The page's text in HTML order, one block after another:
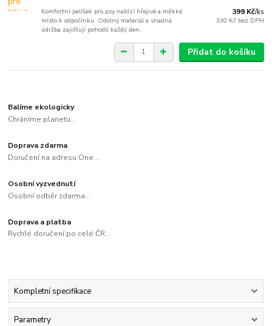
Komfortní pelíšek pro psy nabízí hřejivé a měkké
místo k odpočinku. Odolný materiál a snadná
údržba zajišťují pohodlí každý den.
399 Kč/ks
330 Kč bez DPH
Přidat do košíku
Balíme ekologicky
Chráníme planetu...
Doprava zdarma
Doručení na adresu One...
Osobní vyzvednutí
Osobní odběr zdarma...
Doprava a platba
Rychlé doručení po celé ČR...
Kompletní specifikace
Parametry